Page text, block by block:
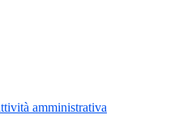
amministrativa